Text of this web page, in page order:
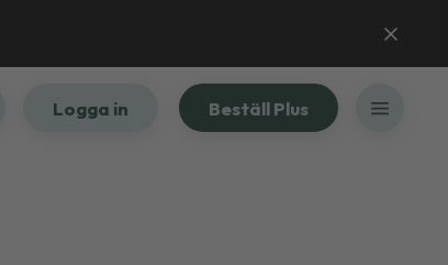
Logga in Beställ Plus